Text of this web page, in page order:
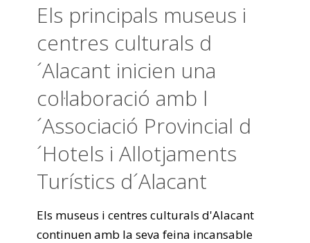
Els principals museus i
centres culturals d
´Alacant inicien una
col·laboració amb l
´Associació Provincial d
´Hotels i Allotjaments
Turístics d´Alacant
Els museus i centres culturals d'Alacant
continuen amb la seva feina incansable